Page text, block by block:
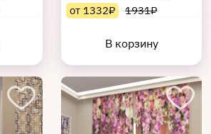
от 1332₽ 1931₽
В корзину